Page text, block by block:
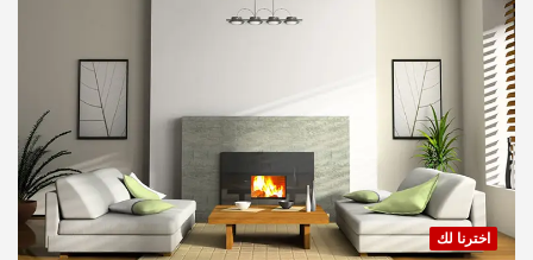
اخترنا لك